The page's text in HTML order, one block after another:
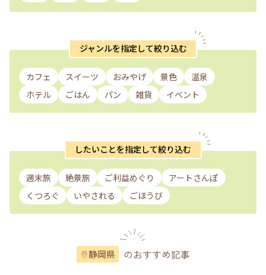
ジャンルを指定して絞り込む
カフェ スイーツ おみやげ 景色
温泉
ホテル
ごはん パン 雑貨 イベント
したいことを指定して絞り込む
週末旅 絶景旅 ご利益めぐり
アートさんぽ
くつろぐ
いやされる ごほうび
静岡県 のおすすめ記事